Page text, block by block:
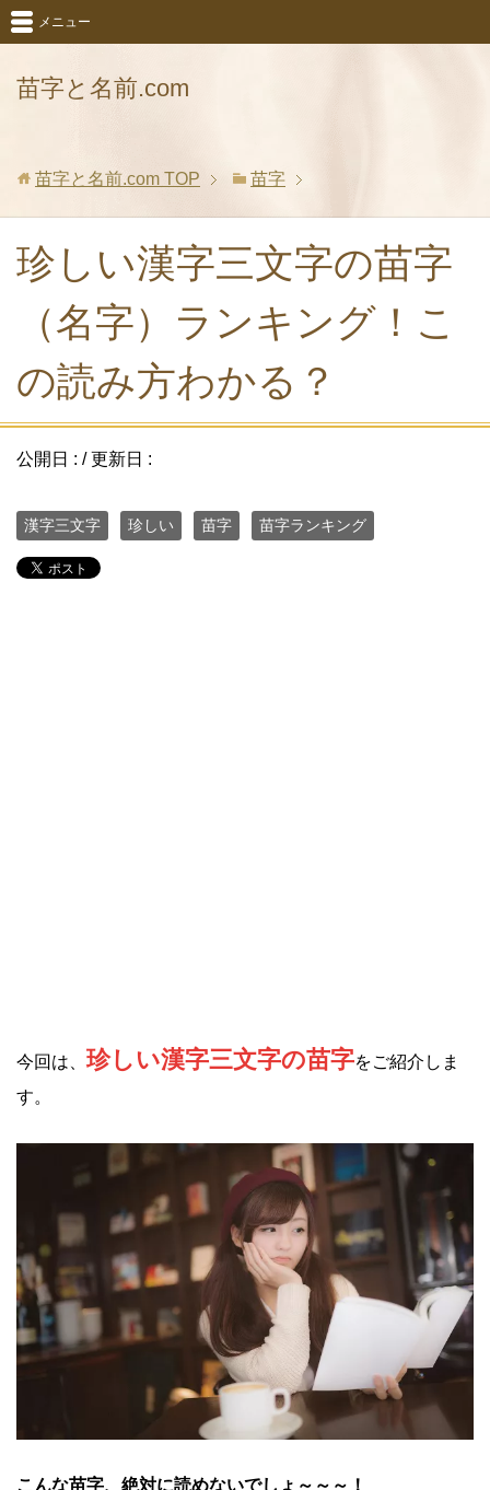
苗字と名前.com
メニュー
苗字と名前.com TOP 苗字
珍しい漢字三文字の苗字
（名字）ランキング！こ
の読み方わかる？
公開日 : / 更新日 :
漢字三文字 珍しい 苗字 苗字ランキング
今回は、珍しい漢字三文字の苗字をご紹介しま
す。
こんな苗字、絶対に読めないでしょ～～～！